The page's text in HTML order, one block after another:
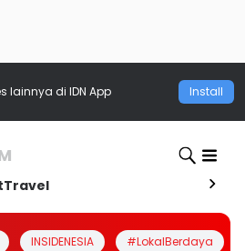
lainnya di IDN App Install
Travel
INSIDENESIA #LokalBerdaya